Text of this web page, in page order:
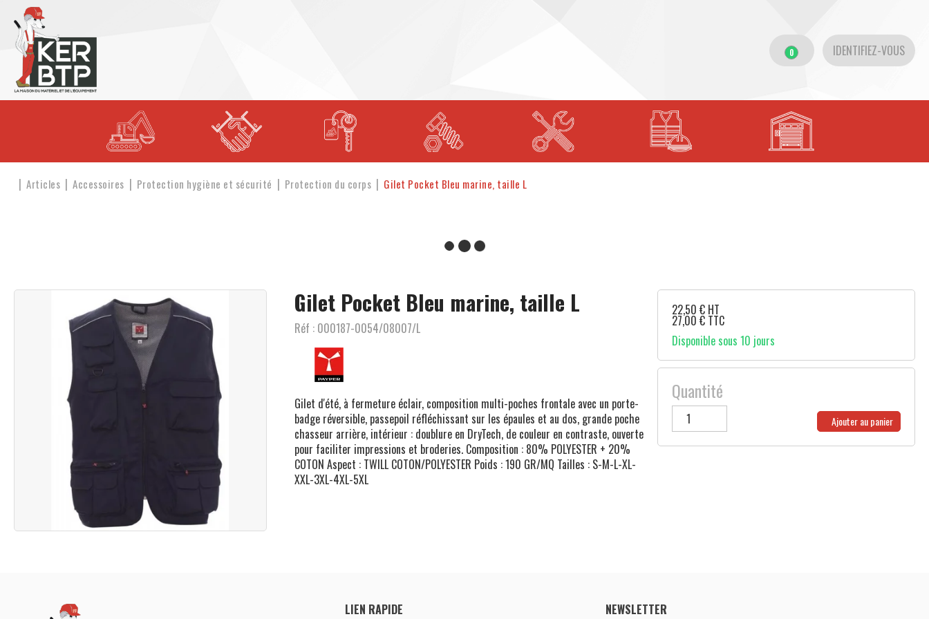
0 IDENTIFIEZ-VOUS
Articles Accessoires Protection hygiène et sécurité Protection du corps Gilet Pocket Bleu marine, taille L
Gilet Pocket Bleu marine, taille L
Réf : 000187-0054/08007/L
Gilet d'été, à fermeture éclair, composition multi-poches frontale avec un porte-
badge réversible, passepoil réfléchissant sur les épaules et au dos, grande poche
chasseur arrière, intérieur : doublure en DryTech, de couleur en contraste, ouverte
pour faciliter impressions et broderies. Composition : 80% POLYESTER + 20%
COTON Aspect : TWILL COTON/POLYESTER Poids : 190 GR/MQ Tailles : S-M-L-XL-
XXL-3XL-4XL-5XL
22,50€ HT
27,00€ TTC
Disponible sous 10 jours
Quantité
Ajouter au panier
LIEN RAPIDE NEWSLETTER